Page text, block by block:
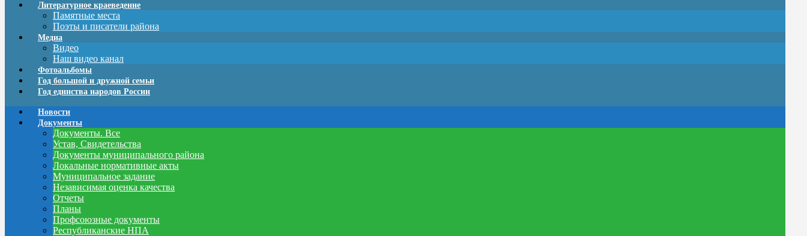
Литературное краеведение
Памятные места
Поэты и писатели района
Медиа
Видео
Наш видео канал
Фотоальбомы
Год большой и дружной семьи
Год единства народов России
Новости
Документы
Документы. Все
Устав, Свидетельства
Документы муниципального района
Локальные нормативные акты
Муниципальное задание
Независимая оценка качества
Отчеты
Планы
Профсоюзные документы
Республиканские НПА